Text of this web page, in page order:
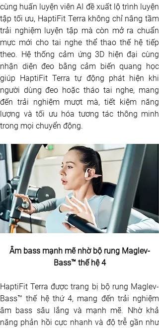
cùng huấn luyện viên AI đề xuất lộ trình luyện
tập tối ưu, HaptiFit Terra không chỉ nâng tầm
trải nghiệm luyện tập mà còn mở ra chuẩn
mực mới cho tai nghe thể thao thế hệ tiếp
theo. Hệ thống cảm ứng 3D hiện đại cùng
nhận diện đeo bằng cảm biến quang học
giúp HaptiFit Terra tự động phát hiện khi
người dùng đeo hoặc tháo tai nghe, mang
đến trải nghiệm mượt mà, tiết kiệm năng
lượng và tối ưu hóa tương tác thông minh
trong mọi chuyển động.
Âm bass mạnh mẽ nhờ bộ rung Maglev-
Bass™ thế hệ 4
HaptiFit Terra được trang bị bộ rung Maglev-
Bass™ thế hệ thứ 4, mang đến trải nghiệm
âm bass sâu lắng và mạnh mẽ. Nhờ khả
năng phản hồi cực nhanh và độ trễ gần như